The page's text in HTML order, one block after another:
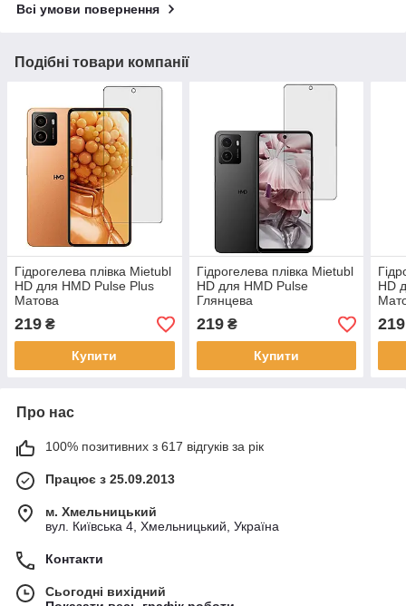
Всі умови повернення
Подібні товари компанії
Гідрогелева плівка Mietubl
HD для HMD Pulse Plus
Матова
219 ₴
Купити
Гідрогелева плівка Mietubl
HD для HMD Pulse
Глянцева
219₴
Купити
HD
219
Про нас
100% позитивних з 617 відгуків за рік
Працює з 25.09.2013
м. Хмельницький
вул. Київська 4, Хмельницький, Україна
Контакти
Сьогодні вихідний